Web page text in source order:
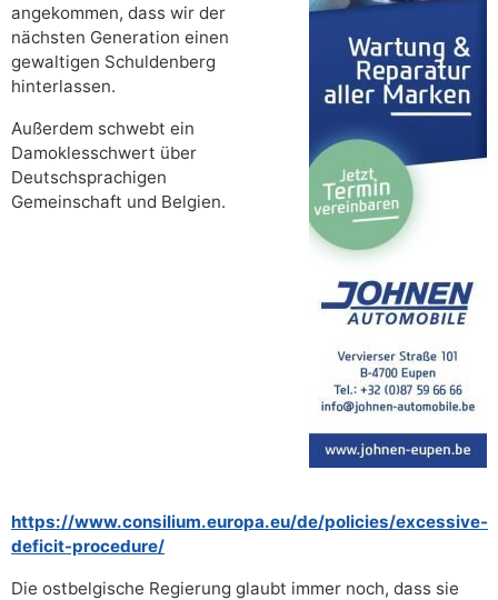
angekommen, dass wir der
nächsten Generation einen
gewaltigen Schuldenberg
hinterlassen.
Außerdem schwebt ein
Damoklesschwert über
Deutschsprachigen
Gemeinschaft und Belgien.
https://www.consilium.europa.eu/de/policies/excessive-
deficit-procedure/
Die ostbelgische Regierung glaubt immer noch, dass sie